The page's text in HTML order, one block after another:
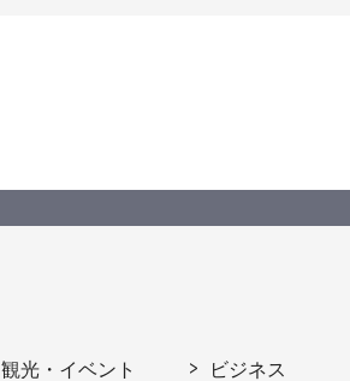
観光・イベント ビジネス